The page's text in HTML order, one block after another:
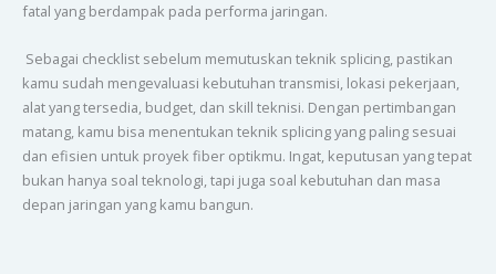
fatal yang berdampak pada performa jaringan.
Sebagai checklist sebelum memutuskan teknik splicing, pastikan
kamu sudah mengevaluasi kebutuhan transmisi, lokasi pekerjaan,
alat yang tersedia, budget, dan skill teknisi. Dengan pertimbangan
matang, kamu bisa menentukan teknik splicing yang paling sesuai
dan efisien untuk proyek fiber optikmu. Ingat, keputusan yang tepat
bukan hanya soal teknologi, tapi juga soal kebutuhan dan masa
depan jaringan yang kamu bangun.